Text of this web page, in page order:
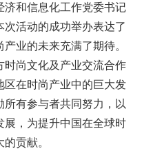
济和信息化工作党委书记
活动的成功举办表达了
业的未来充满了期待。
时尚文化及产业交流合作
区在时尚产业中的巨大发
有参与者共同努力，以
展，为提升中国在全球时
贡献。